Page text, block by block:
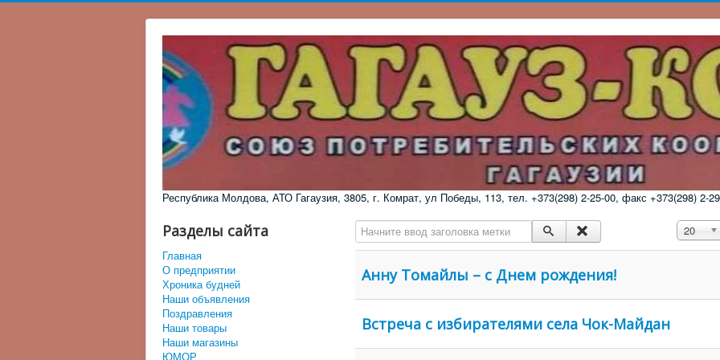
Республика Молдова, АТО Гагаузия, 3805, г. Комрат, ул Победы, 113, тел. +373(298) 2-25-00, факс +373(298) 2-
Разделы сайта
Главная
О предприятии
Хроника будней
Наши объявления
Поздравления
Наши товары
Наши магазины
ЮМОР
Начните ввод заголовка метки Кол-во
20
Анну Томайлы – с Днем рождения!
Встреча с избирателями села Чок-Майдан